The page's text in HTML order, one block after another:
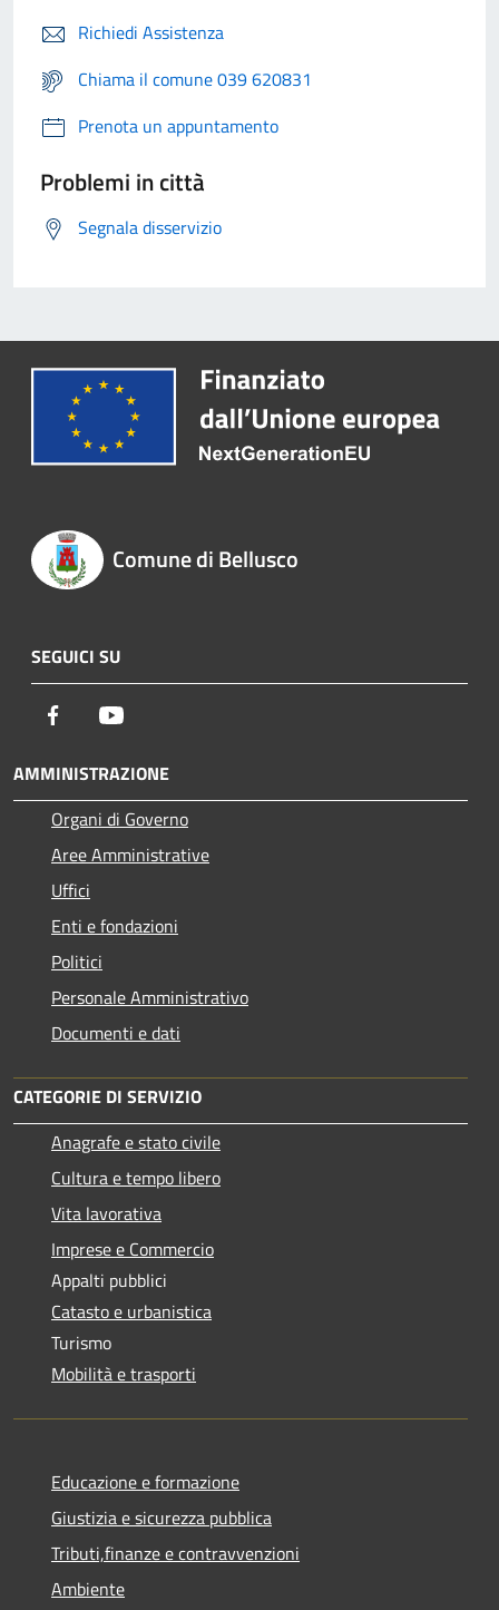
Richiedi Assistenza
Chiama il comune 039 620831
Prenota un appuntamento
Problemi in città
Segnala disservizio
Comune di Bellusco
SEGUICI SU
Facebook
AMMINISTRAZIONE
Organi di Governo
Aree Amministrative
Uffici
Enti e fondazioni
Politici
Personale Amministrativo
Documenti e dati
CATEGORIE DI SERVIZIO
Anagrafe e stato civile
Cultura e tempo libero
Vita lavorativa
Imprese e Commercio
Appalti pubblici
Catasto e urbanistica
Turismo
Mobilità e trasporti
Educazione e formazione
Giustizia e sicurezza pubblica
Tributi,finanze e contravvenzioni
Ambiente